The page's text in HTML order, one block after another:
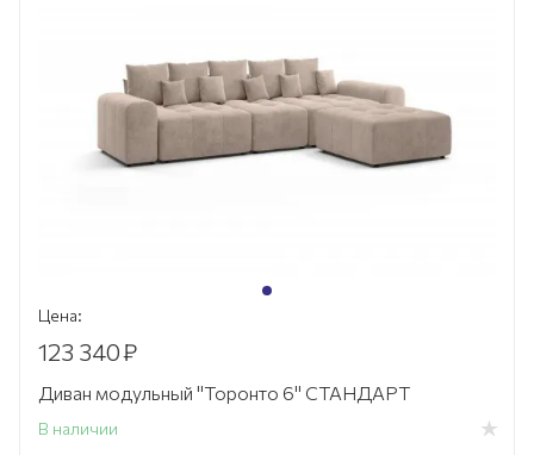
Цена:
123 340₽
Диван модульный "Торонто 6" СТАНДАРТ
В наличии